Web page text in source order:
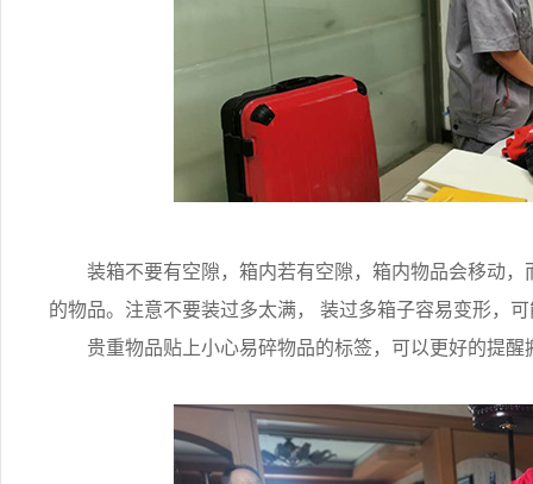
装箱不要有空隙，箱内若有空隙，箱内物品会移动，
的物品。注意不要装过多太满， 装过多箱子容易变形，
贵重物品贴上小心易碎物品的标签，可以更好的提醒